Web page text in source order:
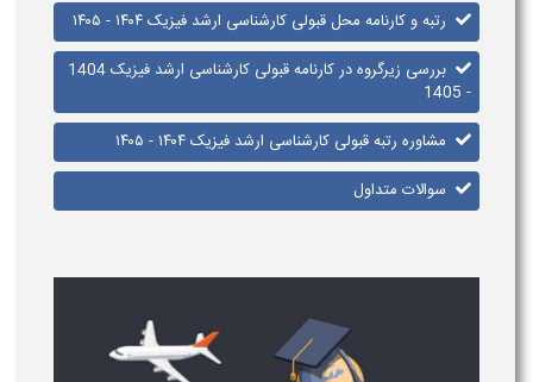
رتبه و کارنامه محل قبولی کارشناسی ارشد فیزیک ۱۴۰۴ - ۱۴۰۵
بررسی زیرگروه در کارنامه قبولی کارشناسی ارشد فیزیک 1404
- 1405
مشاوره رتبه قبولی کارشناسی ارشد فیزیک ۱۴۰۴ - ۱۴۰۵
سوالات متداول